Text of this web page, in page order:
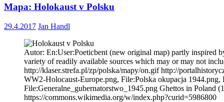
Mapa: Holokaust v Polsku
29.4.2017 Jan Handl
Autor: En:User:Poeticbent (new original map) partly inspired
variety of readily available sources which may or may not
http://klaser.strefa.pl/zp/polska/mapy/on.gif http://
WW2-Holocaust-Europe.png, File:Polska okupacja
File:Generalne_gubernatorstwo_1945.png Ghettos in
https://commons.wikimedia.org/w/index.php?curid=5986800